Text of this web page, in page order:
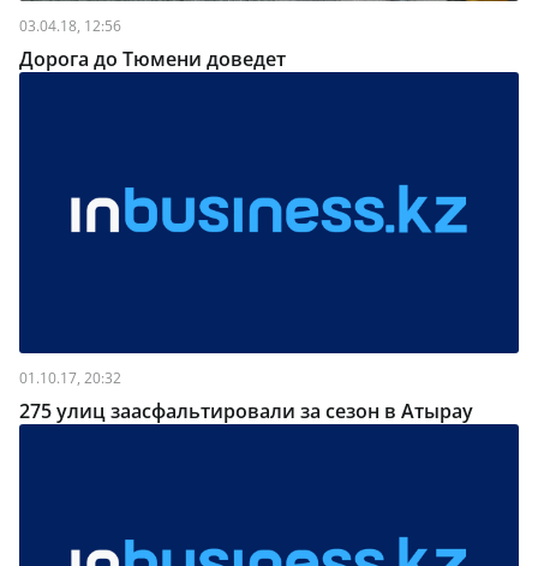
03.04.18, 12:56
Дорога до Тюмени доведет
01.10.17, 20:32
275 улиц заасфальтировали за сезон в Атырау